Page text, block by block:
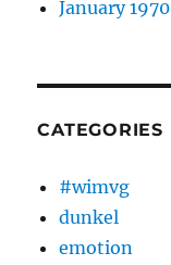
January 1970
CATEGORIES
#wimvg
dunkel
emotion